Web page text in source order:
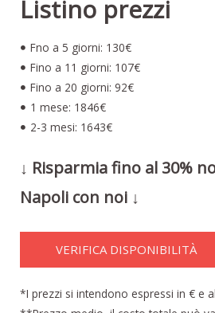
Listino prezzi
Fno a 5 giorni: 130€
Fino a 11 giorni: 107€
Fino a 20 giorni: 92€
1 mese: 1846€
2-3 mesi: 1643€
↓ Risparmia fino al 30%
Napoli con noi ↓
VERIFICA DISPONIBILITÀ
*I prezzi si intendono espressi in € e